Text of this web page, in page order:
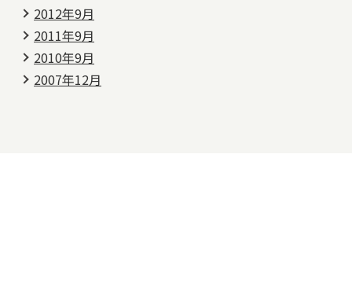
2012年9月
2011年9月
2010年9月
2007年12月